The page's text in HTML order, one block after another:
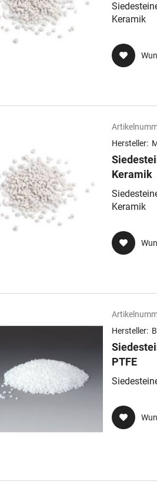
Keramik
Hersteller:
Keramik
Keramik
Hersteller:
PTFE